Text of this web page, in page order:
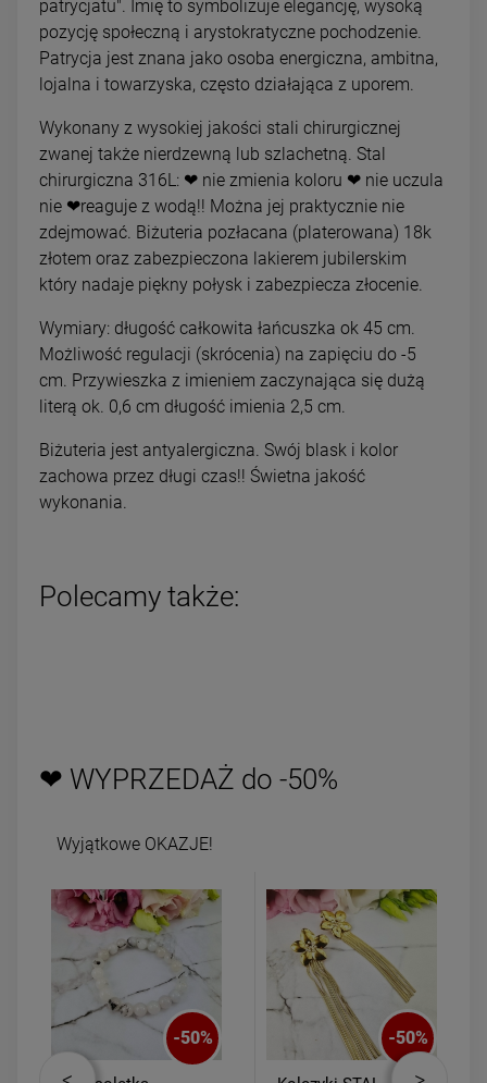
patrycjatu". Imię to symbolizuje elegancję, wysoką
pozycję społeczną i arystokratyczne pochodzenie.
Patrycja jest znana jako osoba energiczna, ambitna,
lojalna i towarzyska, często działająca z uporem.
Wykonany z wysokiej jakości stali chirurgicznej
zwanej także nierdzewną lub szlachetną. Stal
chirurgiczna 316L: ❤ nie zmienia koloru ❤ nie uczula
nie ❤reaguje z wodą!! Można jej praktycznie nie
zdejmować. Biżuteria pozłacana (platerowana) 18k
złotem oraz zabezpieczona lakierem jubilerskim
który nadaje piękny połysk i zabezpiecza złocenie.
Wymiary: długość całkowita łańcuszka ok 45 cm.
Możliwość regulacji (skrócenia) na zapięciu do -5
cm. Przywieszka z imieniem zaczynająca się dużą
literą ok. 0,6 cm długość imienia 2,5 cm.
Biżuteria jest antyalergiczna. Swój blask i kolor
zachowa przez długi czas!! Świetna jakość
wykonania.
Polecamy także:
❤ WYPRZEDAŻ do -50%
Wyjątkowe OKAZJE!
-50% -50%